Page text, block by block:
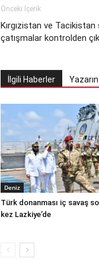
Önceki İçerik
Kırgızistan ve Tacikistan
çatışmalar kontrolden
İlgili Haberler
Deniz
Türk donanması iç savaş
kez Lazkiye’de